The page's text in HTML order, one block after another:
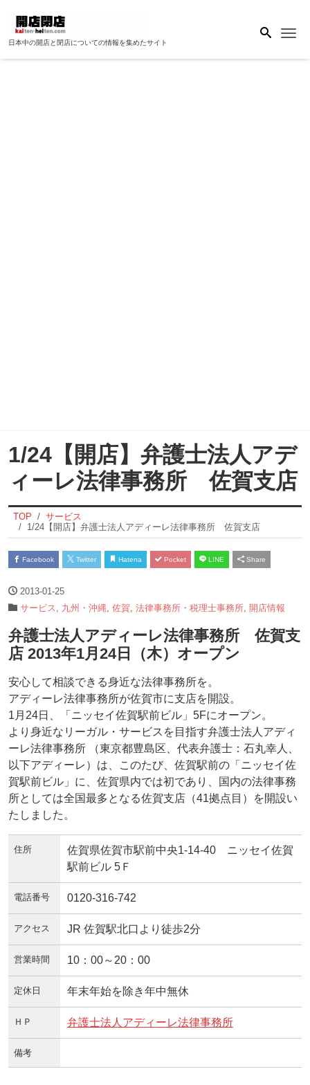
日本中の開店と閉店についての情報を集めたサイト
1/24【開店】弁護士法人アデ
ィーレ法律事務所 佐賀支店
TOP
サービス
1/24【開店】弁護士法人アディーレ法律事務所 佐賀支店
Facebook Twitter Hatena Pocket LINE Share
2013-01-25
サービス
九州・沖縄 佐賀 法律事務所・税理士事務所 開店情報
弁護士法人アディーレ法律事務所 佐賀支
店 2013年1月24日（木）オープン
安心して相談できる身近な法律事務所を。
アディーレ法律事務所が佐賀市に支店を開設。
1月24日、「ニッセイ佐賀駅前ビル」5Fにオープン。
より身近なリーガル・サービスを目指す弁護士法人アディ
ーレ法律事務所 （東京都豊島区、代表弁護士：石丸幸人、
以下アディーレ）は、このたび、佐賀駅前の「ニッセイ佐
賀駅前ビル」に、佐賀県内では初であり、国内の法律事務
所としては全国最多となる佐賀支店（41拠点目）を開設い
たしました。
住所
佐賀県佐賀市駅前中央1-14-40 ニッセイ佐賀
駅前ビル 5Ｆ
電話番号 0120-316-742
アクセス JR 佐賀駅北口より徒歩2分
営業時間 10：00～20：00
定休日 年末年始を除き年中無休
ＨＰ 弁護士法人アディーレ法律事務所
備考